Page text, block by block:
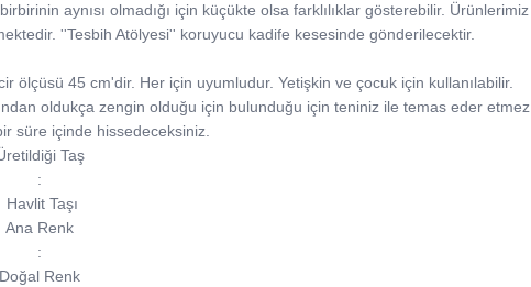
aynısı olmadığı için küçükte olsa farklılıklar gösterebilir. Ürünlerimiz
''Tesbih Atölyesi'' koruyucu kadife kesesinde gönderilecektir.
ölçüsü 45 cm'dir. Her için uyumludur. Yetişkin ve çocuk için kullanılabilir.
oldukça zengin olduğu için bulunduğu için teniniz ile temas eder etmez
süre içinde hissedeceksiniz.
Taş
:
Havlit Taşı
Ana Renk
:
Doğal Renk